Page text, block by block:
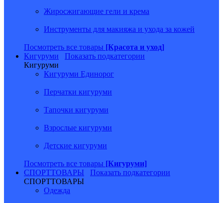
Жиросжигающие гели и крема
Инструменты для макияжа и ухода за кожей
Посмотреть все товары [Красота и уход]
Кигуруми
Показать подкатегории
Кигуруми
Кигуруми Единорог
Перчатки кигуруми
Тапочки кигуруми
Взрослые кигуруми
Детские кигуруми
Посмотреть все товары [Кигуруми]
СПОРТТОВАРЫ
Показать подкатегории
СПОРТТОВАРЫ
Одежда